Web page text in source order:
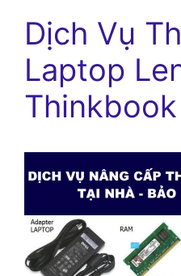
Dịch Vụ
Laptop